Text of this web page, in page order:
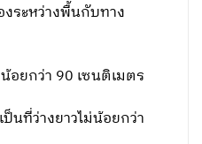
ระหว่างพื้นกับทาง
อยกว่า 90 เซนติเมตร
นที่ว่างยาวไม่น้อยกว่า